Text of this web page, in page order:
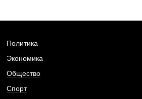
Политика
Экономика
Общество
Спорт